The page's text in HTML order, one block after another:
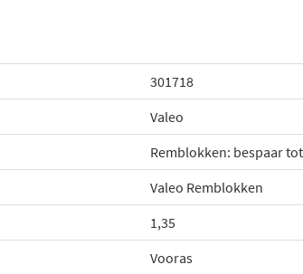
301718
Valeo
Remblokken: bespaar
Valeo Remblokken
1,35
Vooras